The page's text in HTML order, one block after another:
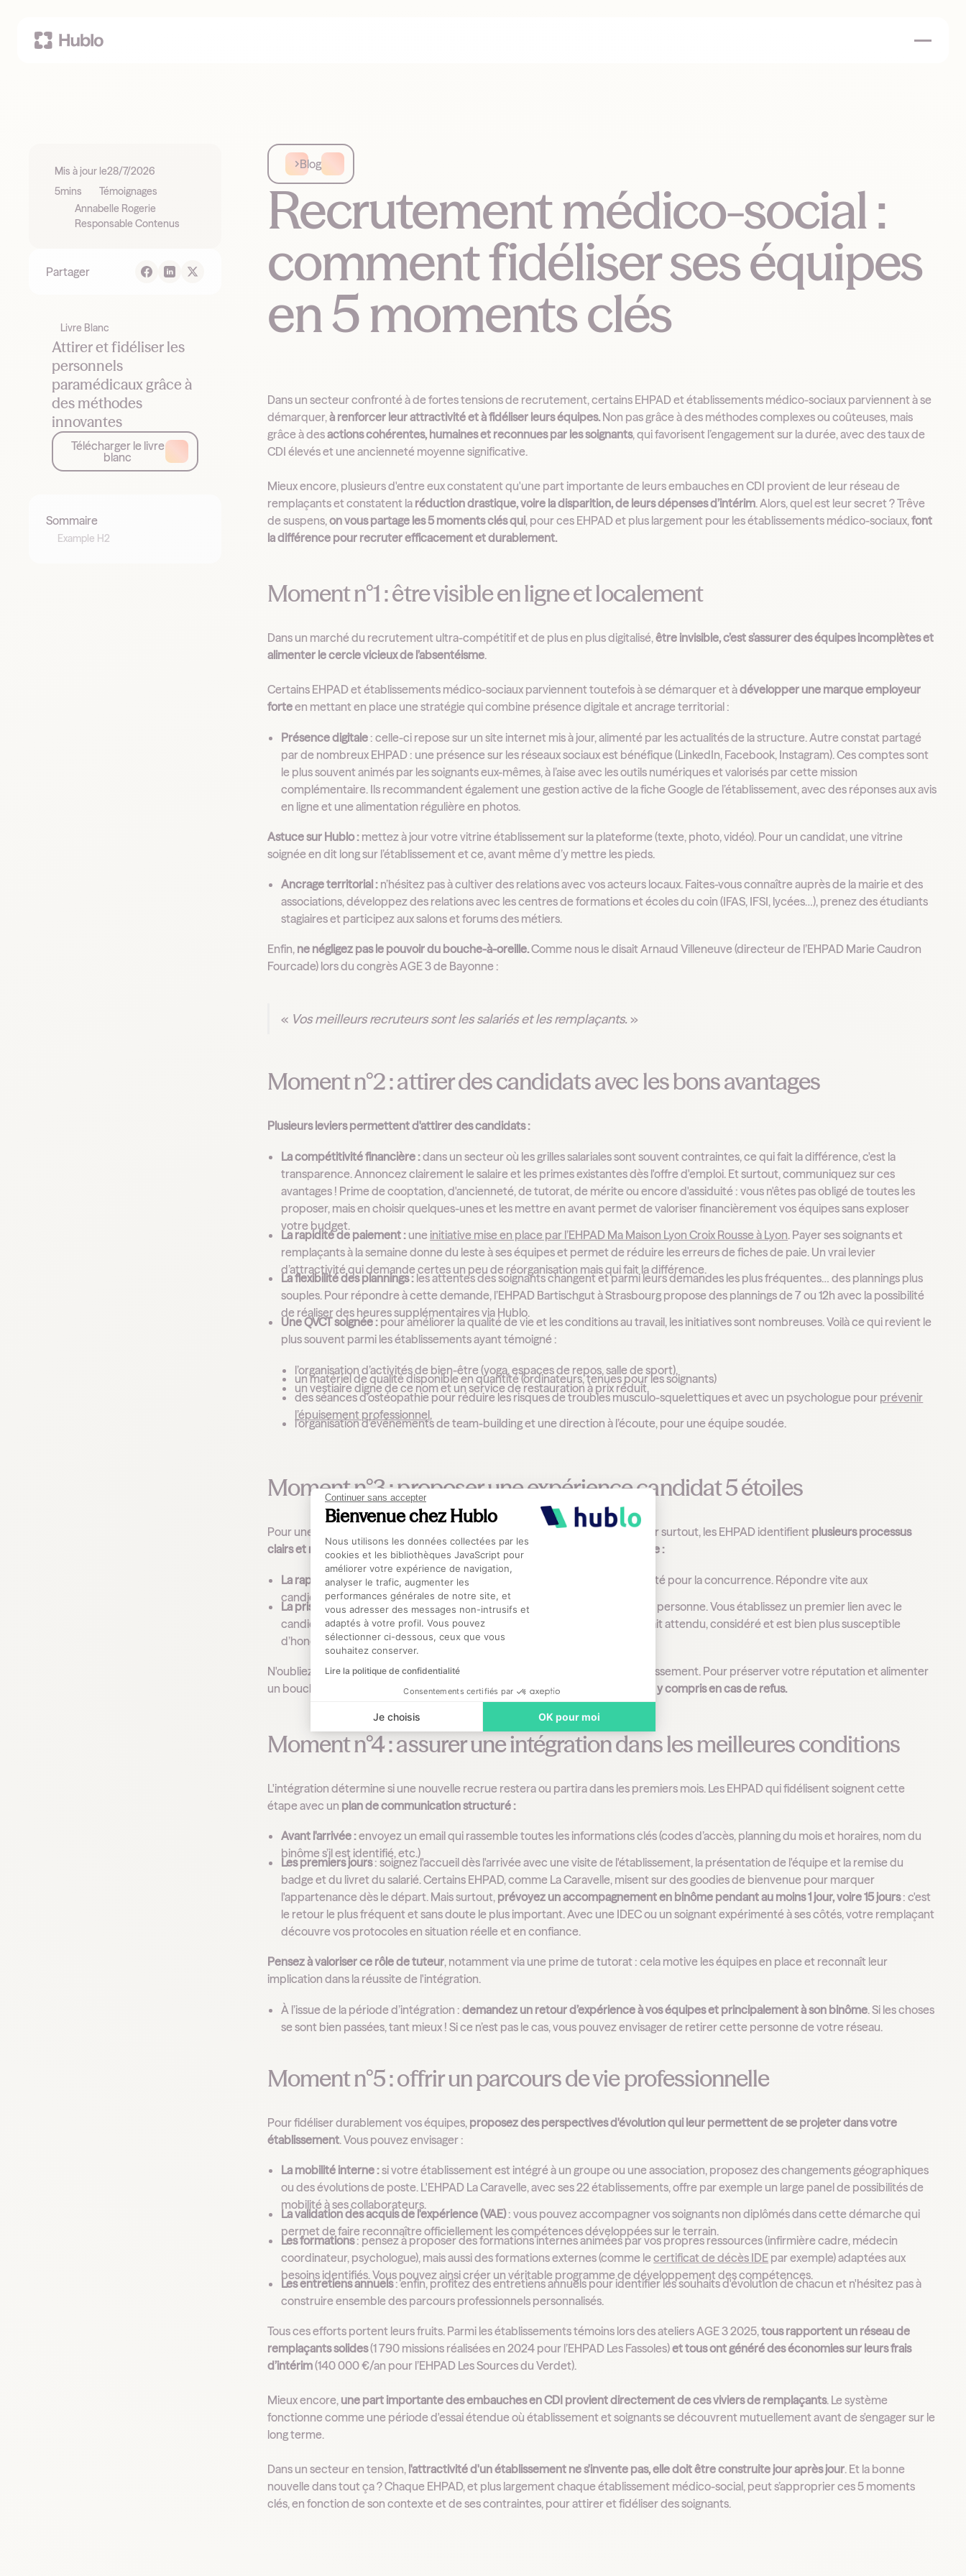
Continuer sans accepter
Bienvenue chez Hublo
Plateforme de Gestion du Consentement : Personnalisez vos Options
Nous utilisons les données collectées par les
cookies et les bibliothèques JavaScript pour
améliorer votre expérience de navigation,
analyser le trafic, augmenter les
performances générales de notre site, et
vous adresser des messages non-intrusifs et
adaptés à votre profil. Vous pouvez
sélectionner ci-dessous, ceux que vous
souhaitez conserver.
Lire la politique de confidentialité
Consentements certifiés par
Je choisis OK pour moi
Axeptio consent
Mis à jour le28/7/2026
5mins
Témoignages
Annabelle Rogerie
Responsable Contenus
Partager
Livre Blanc
Attirer et fidéliser les
personnels
paramédicaux grâce à
des méthodes
innovantes
Télécharger le livre
blanc
Sommaire
Example H2
Blog
Recrutement médico-social :
comment fidéliser ses équipes
en 5 moments clés
Dans un secteur confronté à de fortes tensions de recrutement, certains EHPAD et établissements médico-sociaux parviennent à se
démarquer,à renforcer leur attractivité et à fidéliser leurs équipes.Non pas grâce à des méthodes complexes ou coûteuses, mais
grâce à desactions cohérentes, humaines et reconnues par les soignants, qui favorisent l’engagement sur la durée, avec des taux de
CDI élevés et une ancienneté moyenne significative.
Mieux encore, plusieurs d'entre eux constatent qu'une part importante de leurs embauches en CDI provient de leur réseau de
remplaçants et constatent la réduction drastique, voire la disparition, de leurs dépenses d’intérim. Alors, quel est leur secret ? Trêve
de suspens,on vous partage les 5 moments clés qui, pour ces EHPAD et plus largement pour les établissements médico-sociaux,font
la différence pour recruter efficacement et durablement.
Moment n°1 : être visible en ligne et localement
Dans un marché du recrutement ultra-compétitif et de plus en plus digitalisé,être invisible, c’est s’assurer des équipes incomplètes et
alimenter le cercle vicieux de l’absentéisme.
Certains EHPAD et établissements médico-sociaux parviennent toutefois à se démarquer et àdévelopper une marque employeur
forteen mettant en place une stratégie qui combine présence digitale et ancrage territorial :
Présence digitale : celle-ci repose sur un site internet mis à jour, alimenté par les actualités de la structure. Autre constat partagé
par de nombreux EHPAD : une présence sur les réseaux sociaux est bénéfique (LinkedIn, Facebook, Instagram). Ces comptes sont
le plus souvent animés par les soignants eux-mêmes, à l’aise avec les outils numériques et valorisés par cette mission
complémentaire. Ils recommandent également une gestion active de la fiche Google de l’établissement, avec des réponses aux avis
en ligne et une alimentation régulière en photos.
Astuce sur Hublo :mettez à jour votre vitrine établissement sur la plateforme (texte, photo, vidéo). Pour un candidat, une vitrine
soignée en dit long sur l’établissement et ce, avant même d’y mettre les pieds.
Ancrage territorial : n’hésitez pas à cultiver des relations avec vos acteurs locaux. Faites-vous connaître auprès de la mairie et des
associations, développez des relations avec les centres de formations et écoles du coin (IFAS, IFSI, lycées…), prenez des étudiants
stagiaires et participez aux salons et forums des métiers.
Enfin, ne négligez pas le pouvoir du bouche-à-oreille.Comme nous le disait Arnaud Villeneuve (directeur de l’EHPAD Marie Caudron
Fourcade) lors du congrès AGE 3 de Bayonne :
« Vos meilleurs recruteurs sont les salariés et les remplaçants.»
Moment n°2 : attirer des candidats avec les bons avantages
Plusieurs leviers permettent d'attirer des candidats :
La compétitivité financière :dans un secteur où les grilles salariales sont souvent contraintes, ce qui fait la différence, c'est la
transparence. Annoncez clairement le salaire et les primes existantes dès l'offre d'emploi. Et surtout, communiquez sur ces
avantages ! Prime de cooptation, d'ancienneté, de tutorat, de mérite ou encore d'assiduité : vous n'êtes pas obligé de toutes les
proposer, mais en choisir quelques-unes et les mettre en avant permet de valoriser financièrement vos équipes sans exploser
votre budget.
La rapidité de paiement : une initiative mise en place par l’EHPAD Ma Maison Lyon Croix Rousse à Lyon. Payer ses soignants et
remplaçants à la semaine donne du leste à ses équipes et permet de réduire les erreurs de fiches de paie. Un vrai levier
d’attractivité qui demande certes un peu de réorganisation mais qui fait la différence.
La flexibilité des plannings : les attentes des soignants changent et parmi leurs demandes les plus fréquentes… des plannings plus
souples. Pour répondre à cette demande, l’EHPAD Bartischgut à Strasbourg propose des plannings de 7 ou 12h avec la possibilité
de réaliser des heures supplémentaires via Hublo.
Une QVCT soignée : pour améliorer la qualité de vie et les conditions au travail, les initiatives sont nombreuses. Voilà ce qui revient le
plus souvent parmi les établissements ayant témoigné :
l’organisation d’activités de bien-être (yoga, espaces de repos, salle de sport),
un matériel de qualité disponible en quantité (ordinateurs, tenues pour les soignants)
un vestiaire digne de ce nom et un service de restauration à prix réduit,
des séances d’ostéopathie pour réduire les risques de troubles musculo-squelettiques et avec un psychologue pour prévenir
l’épuisement professionnel,
l’organisation d’événements de team-building et une direction à l’écoute, pour une équipe soudée.
Moment n°3 : proposer une expérience candidat 5 étoiles
Pour une expérience candidat aux petits oignons, et qui donne envie de rester surtout, les EHPAD identifient plusieurs processus
clairs et réactifs, quel que soit le volume de candidatures, qui font la différence :
La rapidité :dans un marché tendu, chaque jour de délai est une opportunité pour la concurrence. Répondre vite aux
candidatures est essentiel.
La prise de contact :au moins par mail ou appel téléphonique, ou mieux, en personne. Vous établissez un premier lien avec le
candidat, qui en apprend ainsi davantage sur la structure et son rôle. Il se sait attendu, considéré et est bien plus susceptible
d’honorer sa mission.
N'oubliez pas : chaque candidat est un ambassadeur potentiel de votre établissement. Pour préserver votre réputation et alimenter
un bouche-à-oreille positif, répondez systématiquement à tous les candidats, y compris en cas de refus.
Moment n°4 : assurer une intégration dans les meilleures conditions
L'intégration détermine si une nouvelle recrue restera ou partira dans les premiers mois. Les EHPAD qui fidélisent soignent cette
étape avec un plan de communication structuré :
Avant l'arrivée :envoyez un email qui rassemble toutes les informations clés (codes d’accès, planning du mois et horaires, nom du
binôme s’il est identifié, etc.)
Les premiers jours: soignez l'accueil dès l'arrivée avec une visite de l'établissement, la présentation de l'équipe et la remise du
badge et du livret du salarié. Certains EHPAD, comme La Caravelle, misent sur des goodies de bienvenue pour marquer
l'appartenance dès le départ. Mais surtout, prévoyez un accompagnement en binôme pendant au moins 1 jour, voire 15 jours: c'est
le retour le plus fréquent et sans doute le plus important. Avec une IDEC ou un soignant expérimenté à ses côtés, votre remplaçant
découvre vos protocoles en situation réelle et en confiance.
Pensez à valoriser ce rôle de tuteur, notamment via une prime de tutorat : cela motive les équipes en place et reconnaît leur
implication dans la réussite de l'intégration.
À l’issue de la période d’intégration :demandez un retour d’expérience à vos équipes et principalement à son binôme. Si les choses
se sont bien passées, tant mieux ! Si ce n’est pas le cas, vous pouvez envisager de retirer cette personne de votre réseau.
Moment n°5 : offrir un parcours de vie professionnelle
Pour fidéliser durablement vos équipes, proposez des perspectives d'évolution qui leur permettent de se projeter dans votre
établissement. Vous pouvez envisager :
La mobilité interne :si votre établissement est intégré à un groupe ou une association, proposez des changements géographiques
ou des évolutions de poste. L'EHPAD La Caravelle, avec ses 22 établissements, offre par exemple un large panel de possibilités de
mobilité à ses collaborateurs.
La validation des acquis de l'expérience (VAE): vous pouvez accompagner vos soignants non diplômés dans cette démarche qui
permet de faire reconnaître officiellement les compétences développées sur le terrain.
Les formations: pensez à proposer des formations internes animées par vos propres ressources (infirmière cadre, médecin
coordinateur, psychologue), mais aussi des formations externes (comme lecertificat de décès IDE par exemple) adaptées aux
besoins identifiés. Vous pouvez ainsi créer un véritable programme de développement des compétences.
Les entretiens annuels: enfin, profitez des entretiens annuels pour identifier les souhaits d'évolution de chacun et n'hésitez pas à
construire ensemble des parcours professionnels personnalisés.
Tous ces efforts portent leurs fruits. Parmi les établissements témoins lors des ateliers AGE 3 2025,tous rapportent un réseau de
remplaçants solides(1 790 missions réalisées en 2024 pour l’EHPAD Les Fassoles)et tous ont généré des économies sur leurs frais
d’intérim(140 000 €/an pour l’EHPAD Les Sources du Verdet).
Mieux encore, une part importante des embauches en CDI provient directement de ces viviers de remplaçants. Le système
fonctionne comme une période d'essai étendue où établissement et soignants se découvrent mutuellement avant de s'engager sur le
long terme.
Dans un secteur en tension, l'attractivité d'un établissement ne s'invente pas, elle doit être construite jour après jour. Et la bonne
nouvelle dans tout ça ? Chaque EHPAD, et plus largement chaque établissement médico-social, peut s’approprier ces 5 moments
clés, en fonction de son contexte et de ses contraintes, pour attirer et fidéliser des soignants.